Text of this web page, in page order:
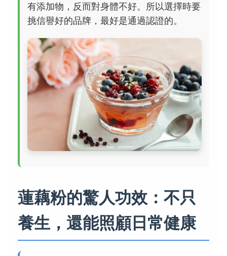
有添加物，反而對身體不好。所以選擇時要
挑信譽好的品牌，最好是通過認證的。
蓮藕粉的驚人功效：不只
養生，還能照顧日常健康